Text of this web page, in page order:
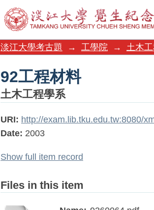
92工程材料
淡江大學考古題
→ 工學院 → 土木
92工程材料
土木工程學系
URI: http://exam.lib.tku.edu.tw:8080/
Date: 2003
Show full item record
Files in this item